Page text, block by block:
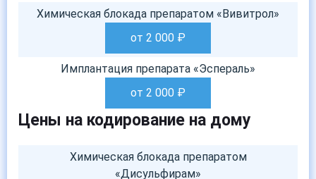
Химическая блокада препаратом «Вивитрол»
от 2 000 ₽
Имплантация препарата «Эспераль»
от 2 000 ₽
Цены на кодирование на дому
Химическая блокада препаратом
«Дисульфирам»